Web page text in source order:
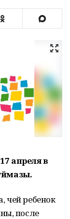
апреля в
чей ребенок
после